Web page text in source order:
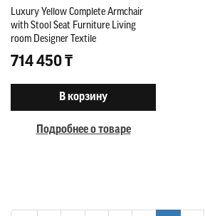
Luxury Yellow Complete Armchair
with Stool Seat Furniture Living
room Designer Textile
714 450 ₸
В корзину
Подробнее о товаре